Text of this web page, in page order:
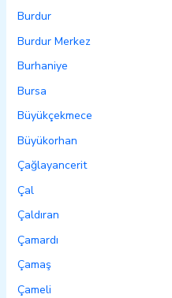
Burdur
Burdur Merkez
Burhaniye
Bursa
Büyükçekmece
Büyükorhan
Çağlayancerit
Çal
Çaldıran
Çamardı
Çamaş
Çameli